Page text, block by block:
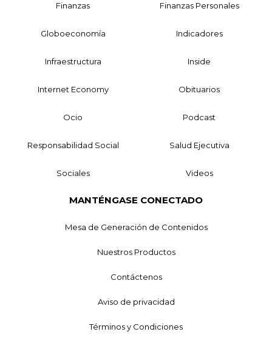
Finanzas Finanzas Personales
Globoeconomía Indicadores
Infraestructura Inside
Internet Economy Obituarios
Ocio Podcast
Responsabilidad Social Salud Ejecutiva
Sociales Videos
MANTÉNGASE CONECTADO
Mesa de Generación de Contenidos
Nuestros Productos
Contáctenos
Aviso de privacidad
Términos y Condiciones